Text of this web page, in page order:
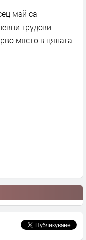
май са
трудови
място в цялата